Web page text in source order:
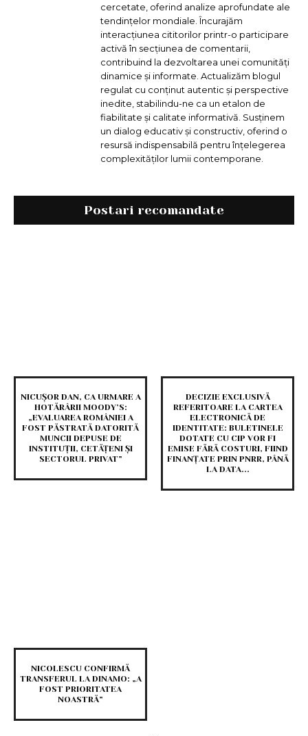
cercetate, oferind analize aprofundate ale
tendințelor mondiale. Încurajăm
interacțiunea cititorilor printr-o participare
activă în secțiunea de comentarii,
contribuind la dezvoltarea unei comunități
dinamice și informate. Actualizăm blogul
regulat cu conținut autentic și perspective
inedite, stabilindu-ne ca un etalon de
fiabilitate și calitate informativă. Susținem
un dialog educativ și constructiv, oferind o
resursă indispensabilă pentru înțelegerea
complexităților lumii contemporane.
Postari recomandate
NICUȘOR DAN, CA URMARE A
HOTĂRÂRII MOODY’S:
„EVALUAREA ROMÂNIEI A
FOST PĂSTRATĂ DATORITĂ
MUNCII DEPUSE DE
INSTITUȚII, CETĂȚENI ȘI
SECTORUL PRIVAT”
DECIZIE EXCLUSIVĂ
REFERITOARE LA CARTEA
ELECTRONICĂ DE
IDENTITATE: BULETINELE
DOTATE CU CIP VOR FI
EMISE FĂRĂ COSTURI, FIIND
FINANȚATE PRIN PNRR, PÂNĂ
LA DATA...
NICOLESCU CONFIRMĂ
TRANSFERUL LA DINAMO: „A
FOST PRIORITATEA
NOASTRĂ”